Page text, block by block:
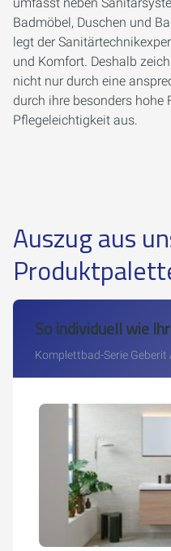
Badmöbel, Duschen und
legt der
und Komfort. Deshalb
nicht nur durch eine
durch ihre besonders hohe
Pflegeleichtigkeit aus.
Auszug aus
So individuell wie
Komplettbad-Serie Geberit